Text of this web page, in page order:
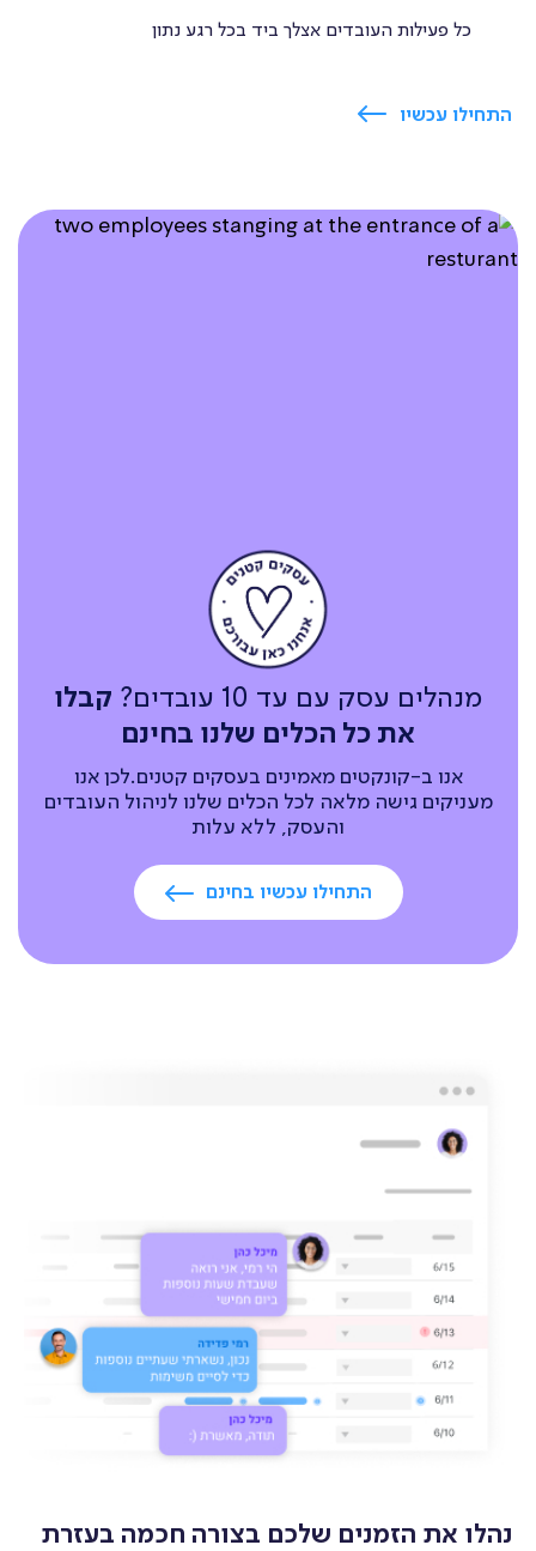
כל פעילות העובדים אצלך ביד בכל רגע נתון
התחילו עכשיו
מנהלים עסק עם עד 10 עובדים?
קבלו
את כל הכלים שלנו בחינם
אנו ב-קונקטים מאמינים בעסקים קטנים.לכן אנו
מעניקים גישה מלאה לכל הכלים שלנו לניהול העובדים
והעסק, ללא עלות
התחילו עכשיו בחינם
נהלו את הזמנים שלכם בצורה חכמה בעזרת